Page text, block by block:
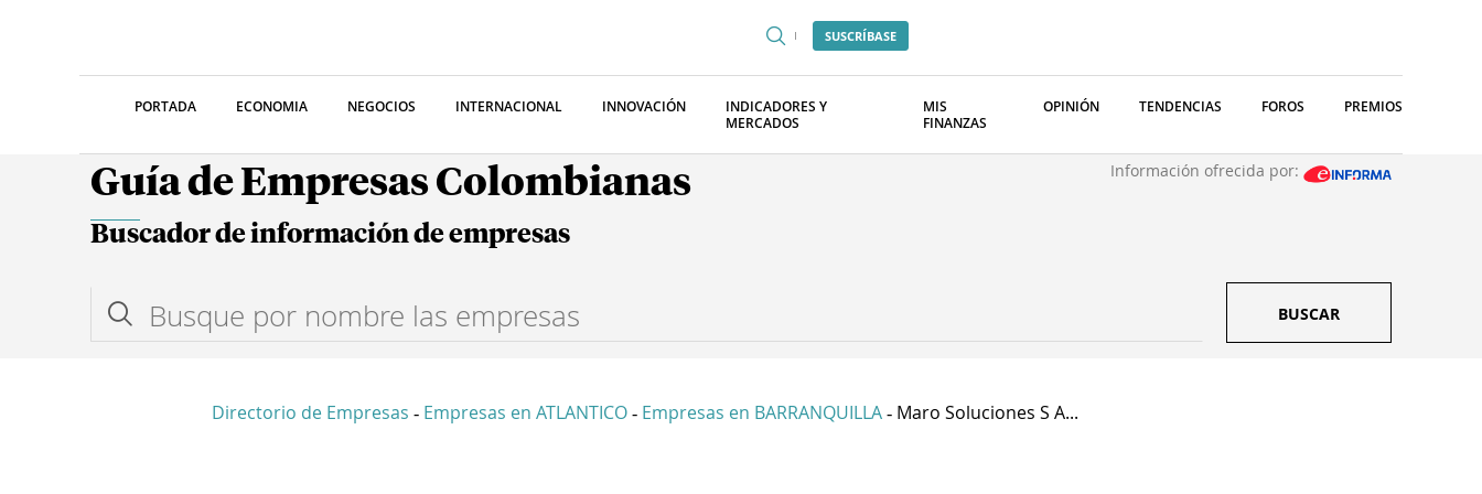
SUSCRÍBASE
PORTADA ECONOMIA NEGOCIOS INTERNACIONAL INNOVACIÓN
INDICADORES Y
MERCADOS
MIS
FINANZAS
OPINIÓN TENDENCIAS FOROS PREMIOS
Guía de Empresas Colombianas Información ofrecida por:
Buscador de información de empresas
BUSCAR
Directorio de Empresas - Empresas en ATLANTICO - Empresas en BARRANQUILLA - Maro Soluciones S A...